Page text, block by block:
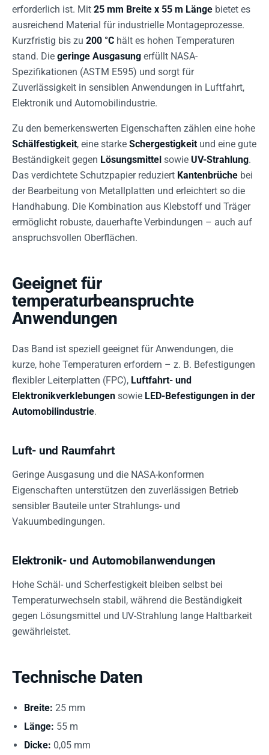
erforderlich ist. Mit 25 mm Breite x 55 m Länge bietet es
ausreichend Material für industrielle Montageprozesse.
Kurzfristig bis zu 200 °C hält es hohen Temperaturen
stand. Die geringe Ausgasung erfüllt NASA-
Spezifikationen (ASTM E595) und sorgt für
Zuverlässigkeit in sensiblen Anwendungen in Luftfahrt,
Elektronik und Automobilindustrie.
Zu den bemerkenswerten Eigenschaften zählen eine hohe
Schälfestigkeit, eine starke Schergestigkeit und eine gute
Beständigkeit gegen Lösungsmittel sowie UV-Strahlung.
Das verdichtete Schutzpapier reduziert Kantenbrüche bei
der Bearbeitung von Metallplatten und erleichtert so die
Handhabung. Die Kombination aus Klebstoff und Träger
ermöglicht robuste, dauerhafte Verbindungen – auch auf
anspruchsvollen Oberflächen.
Geeignet für
temperaturbeanspruchte
Anwendungen
Das Band ist speziell geeignet für Anwendungen, die
kurze, hohe Temperaturen erfordern – z. B. Befestigungen
flexibler Leiterplatten (FPC), Luftfahrt- und
Elektronikverklebungen sowie LED-Befestigungen in der
Automobilindustrie.
Luft- und Raumfahrt
Geringe Ausgasung und die NASA-konformen
Eigenschaften unterstützen den zuverlässigen Betrieb
sensibler Bauteile unter Strahlungs- und
Vakuumbedingungen.
Elektronik- und Automobilanwendungen
Hohe Schäl- und Scherfestigkeit bleiben selbst bei
Temperaturwechseln stabil, während die Beständigkeit
gegen Lösungsmittel und UV-Strahlung lange Haltbarkeit
gewährleistet.
Technische Daten
Breite: 25 mm
Länge: 55 m
Dicke: 0,05 mm